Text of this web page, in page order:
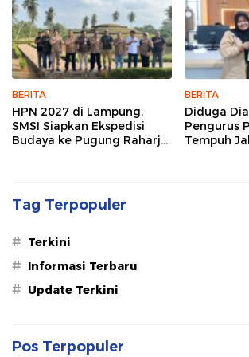
BERITA
HPN 2027 di Lampung,
SMSI Siapkan Ekspedisi
Budaya ke Pugung Raharjo
BERITA
Diduga
Pengurus
Tempuh
Tag Terpopuler
# Terkini
# Informasi Terbaru
# Update Terkini
Pos Terpopuler